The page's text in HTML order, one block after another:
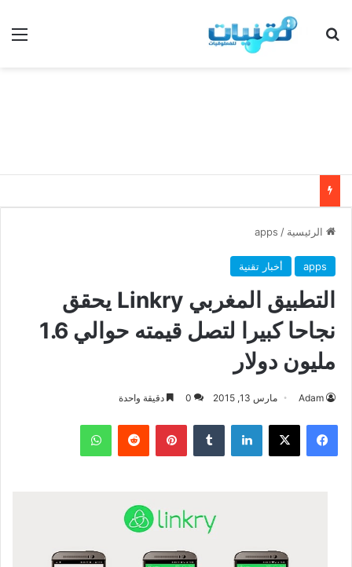
بحث عن
الرئيسية /
apps
apps أخبار تقنية
التطبيق المغربي Linkry يحقق
نجاحا كبيرا لتصل قيمته حوالي 1.6
مليون دولار
Adam مارس 13, 2015 0 دقيقة واحدة
فيسبوك ‫X لينكدإن بينتيريست واتساب